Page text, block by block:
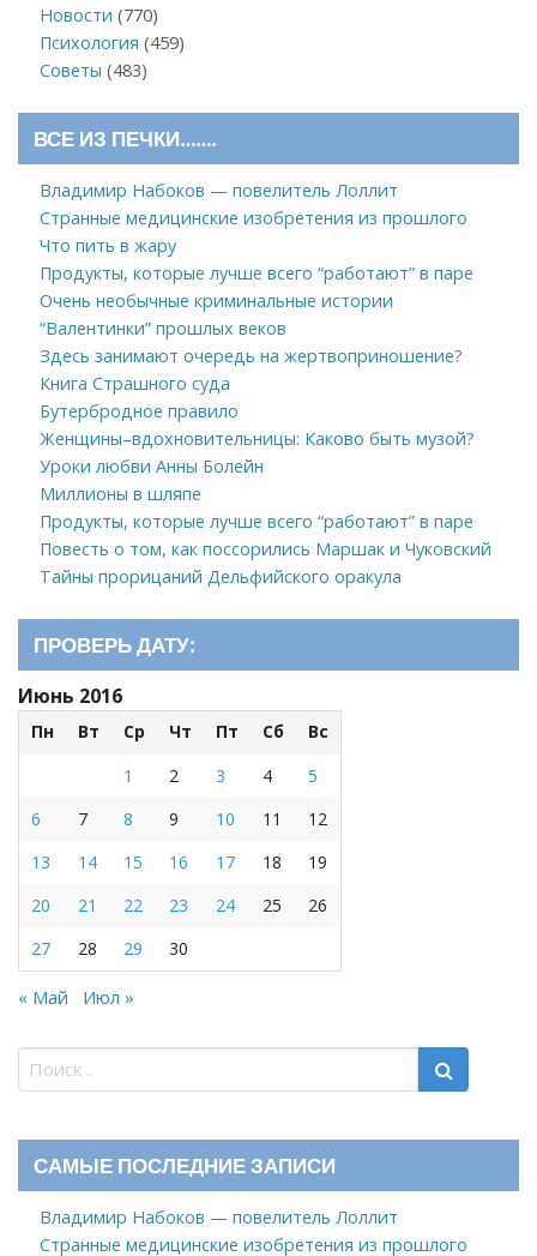
Новости (770)
Психология (459)
Советы (483)
ВСЕ ИЗ ПЕЧКИ…….
Владимир Набоков — повелитель Лоллит
Странные медицинские изобретения из прошлого
Что пить в жару
Продукты, которые лучше всего “работают” в паре
Очень необычные криминальные истории
“Валентинки” прошлых веков
Здесь занимают очередь на жертвоприношение?
Книга Страшного суда
Бутербродное правило
Женщины–вдохновительницы: Каково быть музой?
Уроки любви Анны Болейн
Миллионы в шляпе
Продукты, которые лучше всего “работают” в паре
Повесть о том, как поссорились Маршак и Чуковский
Тайны прорицаний Дельфийского оракула
ПРОВЕРЬ ДАТУ:
Июнь 2016
Пн Вт Ср Чт Пт Сб
Вс
1
2 3 4
5
6
7 8 9 10 11
12
13
14 15 16 17 18
19
20
21 22 23 24 25
26
27
28 29 30
« Май Июл »
САМЫЕ ПОСЛЕДНИЕ ЗАПИСИ
Владимир Набоков — повелитель Лоллит
Странные медицинские изобретения из прошлого